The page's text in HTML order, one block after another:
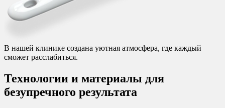
В нашей клинике создана уютная атмосфера, где каждый
сможет расслабиться.
Технологии и материалы для
безупречного результата